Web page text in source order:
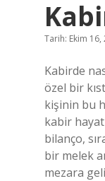
Tarih: Ekim 16,
Kabirde
özel bir
kişinin bu
kabir
bilanço,
bir melek
mezara